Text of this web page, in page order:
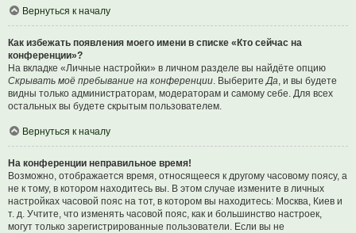
Вернуться к началу
Как избежать появления моего имени в списке «Кто сейчас на
конференции»?
На вкладке «Личные настройки» в личном разделе вы найдёте опцию
Скрывать моё пребывание на конференции. ВыберитеДа, и вы будете
видны только администраторам, модераторам и самому себе. Для всех
остальных вы будете скрытым пользователем.
Вернуться к началу
На конференции неправильное время!
Возможно, отображается время, относящееся к другому часовому поясу, а
не к тому, в котором находитесь вы. В этом случае измените в личных
настройках часовой пояс на тот, в котором вы находитесь: Москва, Киев и
т. д. Учтите, что изменять часовой пояс, как и большинство настроек,
могут только зарегистрированные пользователи. Если вы не